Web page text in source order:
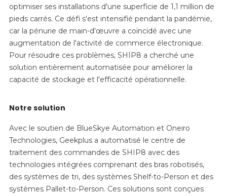
optimiser ses installations d'une superficie de 1,1 million de
pieds carrés. Ce défi s'est intensifié pendant la pandémie,
car la pénurie de main-d'œuvre a coïncidé avec une
augmentation de l'activité de commerce électronique.
Pour résoudre ces problèmes, SHIP8 a cherché une
solution entièrement automatisée pour améliorer la
capacité de stockage et l'efficacité opérationnelle.
Notre solution
Avec le soutien de BlueSkye Automation et Oneiro
Technologies, Geekplus a automatisé le centre de
traitement des commandes de SHIP8 avec des
technologies intégrées comprenant des bras robotisés,
des systèmes de tri, des systèmes Shelf-to-Person et des
systèmes Pallet-to-Person. Ces solutions sont conçues